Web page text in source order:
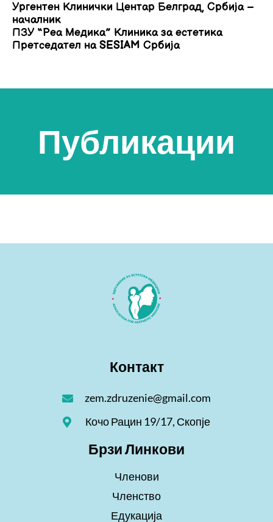
Ургентен Клинички Центар Белград, Србија –
началник
ПЗУ “Реа Медика” Клиника за естетика
Претседател на SESIAM Србија
Публикации
Контакт
zem.zdruzenie@gmail.com
Кочо Рацин 19/17, Скопје
Брзи Линкови
Членови
Членство
Едукација